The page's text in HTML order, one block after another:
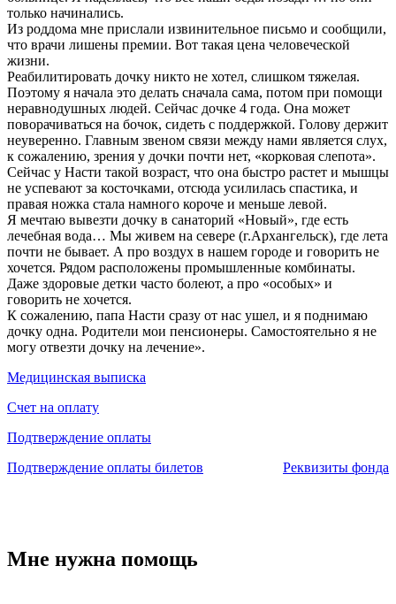
только начинались.
Из роддома мне прислали извинительное письмо и сообщили,
что врачи лишены премии. Вот такая цена человеческой
жизни.
Реабилитировать дочку никто не хотел, слишком тяжелая.
Поэтому я начала это делать сначала сама, потом при помощи
неравнодушных людей. Сейчас дочке 4 года. Она может
поворачиваться на бочок, сидеть с поддержкой. Голову держит
неуверенно. Главным звеном связи между нами является слух,
к сожалению, зрения у дочки почти нет, «корковая слепота».
Сейчас у Насти такой возраст, что она быстро растет и мышцы
не успевают за косточками, отсюда усилилась спастика, и
правая ножка стала намного короче и меньше левой.
Я мечтаю вывезти дочку в санаторий «Новый», где есть
лечебная вода… Мы живем на севере (г.Архангельск), где лета
почти не бывает. А про воздух в нашем городе и говорить не
хочется. Рядом расположены промышленные комбинаты.
Даже здоровые детки часто болеют, а про «особых» и
говорить не хочется.
К сожалению, папа Насти сразу от нас ушел, и я поднимаю
дочку одна. Родители мои пенсионеры. Самостоятельно я не
могу отвезти дочку на лечение».
Медицинская выписка
Счет на оплату
Подтверждение оплаты
Подтверждение оплаты билетов
Реквизиты фонда
Мне нужна помощь